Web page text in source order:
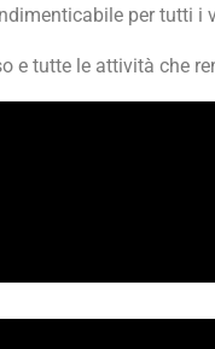
per tutti i
tutte le attività che